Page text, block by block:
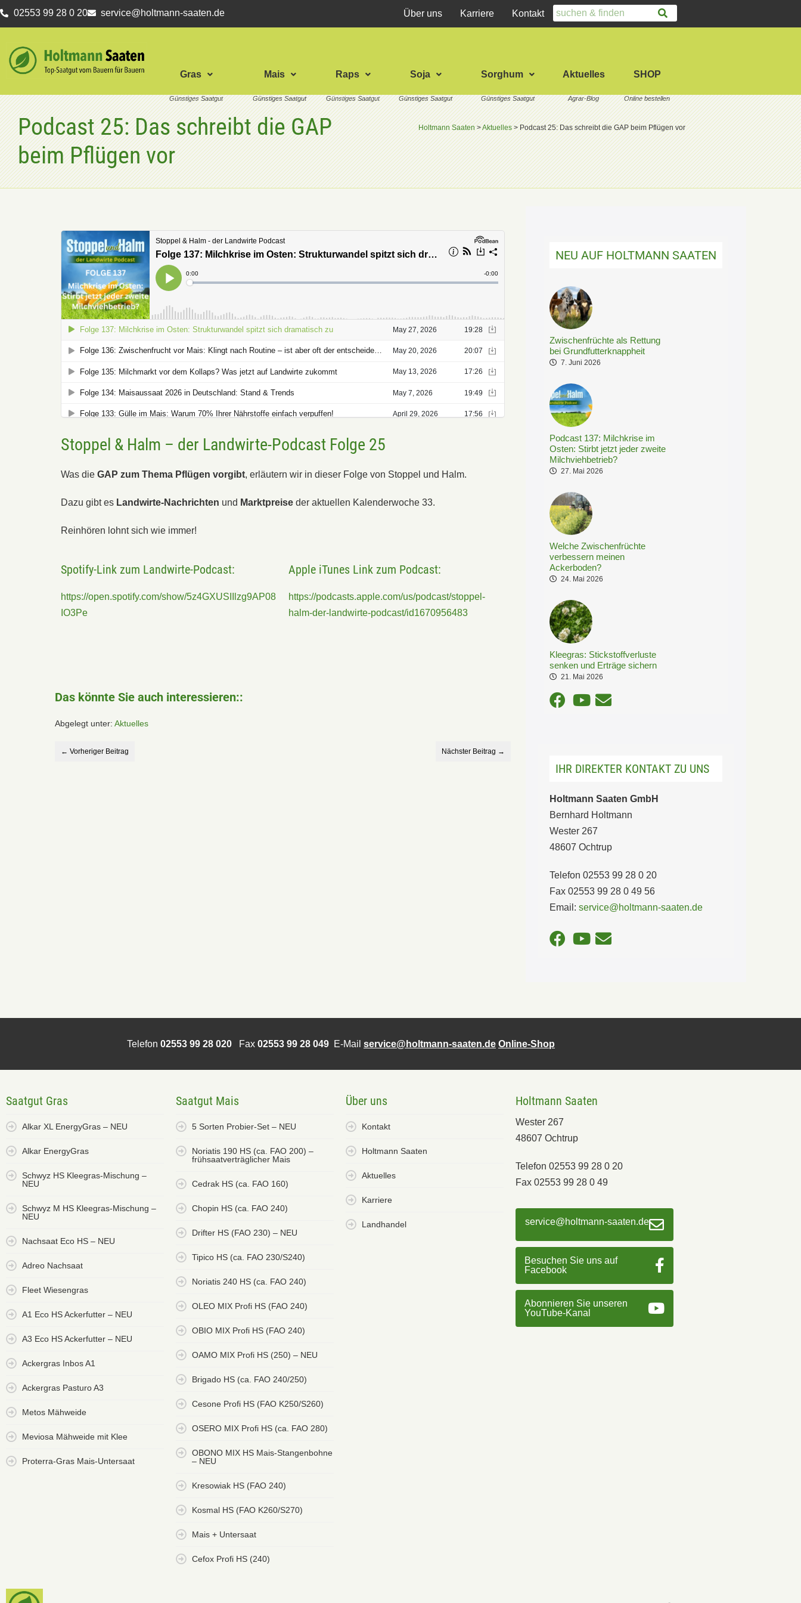
02553 99 28 0 20 service@holtmann-saaten.de Über uns Karriere Kontakt
Gras Mais Raps Soja Sorghum Aktuelles SHOP
Podcast 25: Das schreibt die GAP
beim Pflügen vor
Holtmann Saaten>Aktuelles>Podcast 25: Das schreibt die GAP beim Pflügen vor
Stoppel & Halm – der Landwirte-Podcast Folge 25
Was die GAP zum Thema Pflügen vorgibt, erläutern wir in dieser Folge von Stoppel und Halm.
Dazu gibt es Landwirte-Nachrichten und Marktpreise der aktuellen Kalenderwoche 33.
Reinhören lohnt sich wie immer!
Spotify-Link zum Landwirte-Podcast:
https://open.spotify.com/show/5z4GXUSIIlzg9AP08
IO3Pe
Apple iTunes Link zum Podcast:
https://podcasts.apple.com/us/podcast/stoppel-
halm-der-landwirte-podcast/id1670956483
Das könnte Sie auch interessieren::
Abgelegt unter: Aktuelles
← Vorheriger Beitrag Nächster Beitrag →
NEU AUF HOLTMANN SAATEN
Zwischenfrüchte als Rettung
bei Grundfutterknappheit
7. Juni 2026
Podcast 137: Milchkrise im
Osten: Stirbt jetzt jeder zweite
Milchviehbetrieb?
27. Mai 2026
Welche Zwischenfrüchte
verbessern meinen
Ackerboden?
24. Mai 2026
Kleegras: Stickstoffverluste
senken und Erträge sichern
21. Mai 2026
IHR DIREKTER KONTAKT ZU UNS
Holtmann Saaten GmbH
Bernhard Holtmann
Wester 267
48607 Ochtrup
Telefon 02553 99 28 0 20
Fax 02553 99 28 0 49 56
Email: service@holtmann-saaten.de
Telefon 02553 99 28 020 Fax 02553 99 28 049 E-Mail service@holtmann-saaten.de Online-Shop
Saatgut Gras
Alkar XL EnergyGras – NEU
Alkar EnergyGras
Schwyz HS Kleegras-Mischung –
NEU
Schwyz M HS Kleegras-Mischung –
NEU
Nachsaat Eco HS – NEU
Adreo Nachsaat
Fleet Wiesengras
A1 Eco HS Ackerfutter – NEU
A3 Eco HS Ackerfutter – NEU
Ackergras Inbos A1
Ackergras Pasturo A3
Metos Mähweide
Meviosa Mähweide mit Klee
Proterra-Gras Mais-Untersaat
Saatgut Mais
5 Sorten Probier-Set – NEU
Noriatis 190 HS (ca. FAO 200) –
frühsaatverträglicher Mais
Cedrak HS (ca. FAO 160)
Chopin HS (ca. FAO 240)
Drifter HS (FAO 230) – NEU
Tipico HS (ca. FAO 230/S240)
Noriatis 240 HS (ca. FAO 240)
OLEO MIX Profi HS (FAO 240)
OBIO MIX Profi HS (FAO 240)
OAMO MIX Profi HS (250) – NEU
Brigado HS (ca. FAO 240/250)
Cesone Profi HS (FAO K250/S260)
OSERO MIX Profi HS (ca. FAO 280)
OBONO MIX HS Mais-Stangenbohne
– NEU
Kresowiak HS (FAO 240)
Kosmal HS (FAO K260/S270)
Mais + Untersaat
Cefox Profi HS (240)
Über uns
Kontakt
Holtmann Saaten
Aktuelles
Karriere
Landhandel
Holtmann Saaten
Wester 267
48607 Ochtrup
Telefon 02553 99 28 0 20
Fax 02553 99 28 0 49
service@holtmann-saaten.de
Besuchen Sie uns auf
Facebook
Abonnieren Sie unseren
YouTube-Kanal